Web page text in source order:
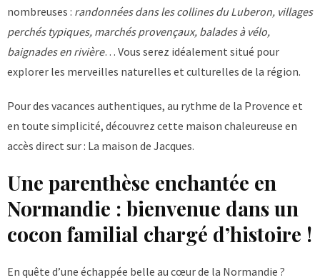
nombreuses : randonnées dans les collines du Luberon, villages
perchés typiques, marchés provençaux, balades à vélo,
baignades en rivière… Vous serez idéalement situé pour
explorer les merveilles naturelles et culturelles de la région.
Pour des vacances authentiques, au rythme de la Provence et
en toute simplicité, découvrez cette maison chaleureuse en
accès direct sur : La maison de Jacques.
Une parenthèse enchantée en
Normandie : bienvenue dans un
cocon familial chargé d’histoire !
En quête d’une échappée belle au cœur de la Normandie ?